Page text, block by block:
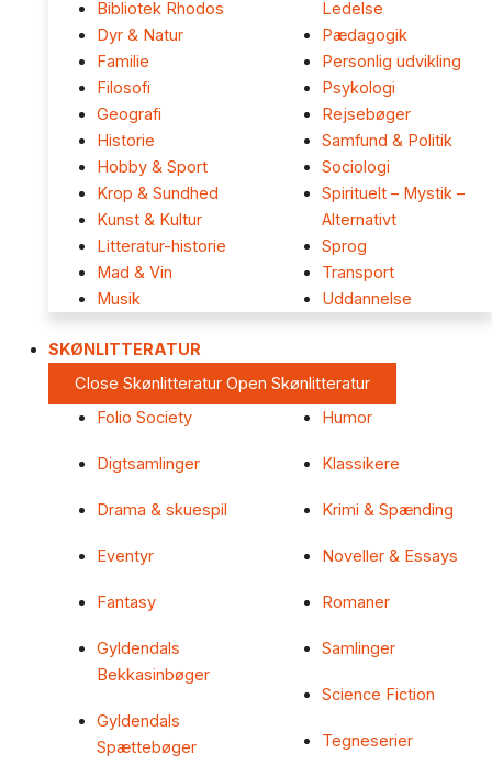
Bibliotek Rhodos
Dyr & Natur
Familie
Filosofi
Geografi
Historie
Hobby & Sport
Krop & Sundhed
Kunst & Kultur
Litteratur-historie
Mad & Vin
Musik
Ledelse
Pædagogik
Personlig udvikling
Psykologi
Rejsebøger
Samfund & Politik
Sociologi
Spirituelt – Mystik –
Alternativt
Sprog
Transport
Uddannelse
SKØNLITTERATUR
Close Skønlitteratur Open Skønlitteratur
Folio Society
Digtsamlinger
Drama & skuespil
Eventyr
Fantasy
Gyldendals
Bekkasinbøger
Gyldendals
Spættebøger
Humor
Klassikere
Krimi & Spænding
Noveller & Essays
Romaner
Samlinger
Science Fiction
Tegneserier